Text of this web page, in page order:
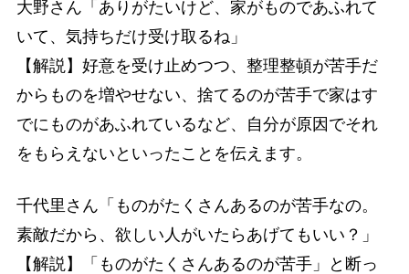
大野さん「ありがたいけど、家がものであふれて
いて、気持ちだけ受け取るね」
【解説】好意を受け止めつつ、整理整頓が苦手だ
からものを増やせない、捨てるのが苦手で家はす
でにものがあふれているなど、自分が原因でそれ
をもらえないといったことを伝えます。
千代里さん「ものがたくさんあるのが苦手なの。
素敵だから、欲しい人がいたらあげてもいい？」
【解説】「ものがたくさんあるのが苦手」と断っ